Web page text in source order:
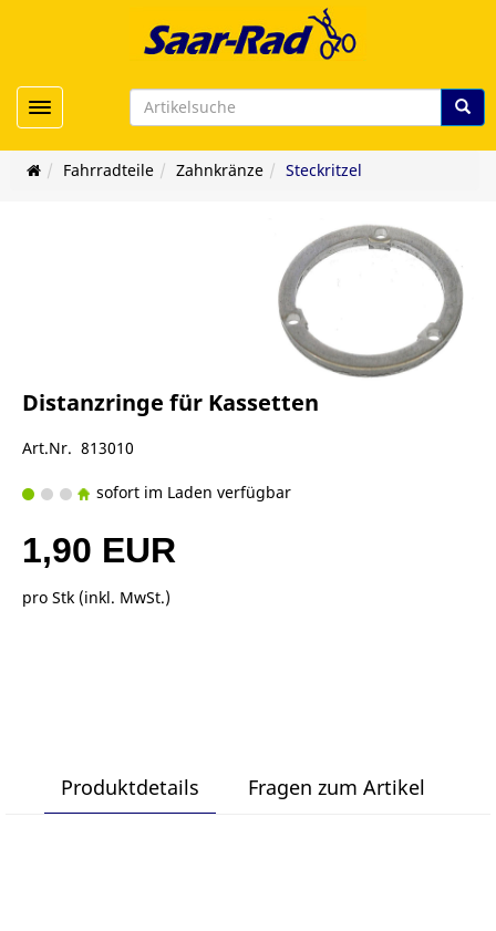
Toggle navigation
Fahrradteile Zahnkränze Steckritzel
Distanzringe für Kassetten
Art.Nr. 813010
sofort im Laden verfügbar
1,90 EUR
pro Stk (inkl. MwSt.)
Produktdetails Fragen zum Artikel